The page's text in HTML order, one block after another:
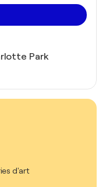
Park
d'art